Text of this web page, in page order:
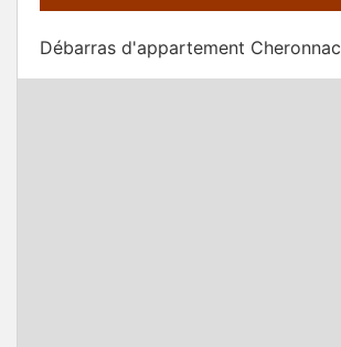
Débarras d'appartement Cheronnac